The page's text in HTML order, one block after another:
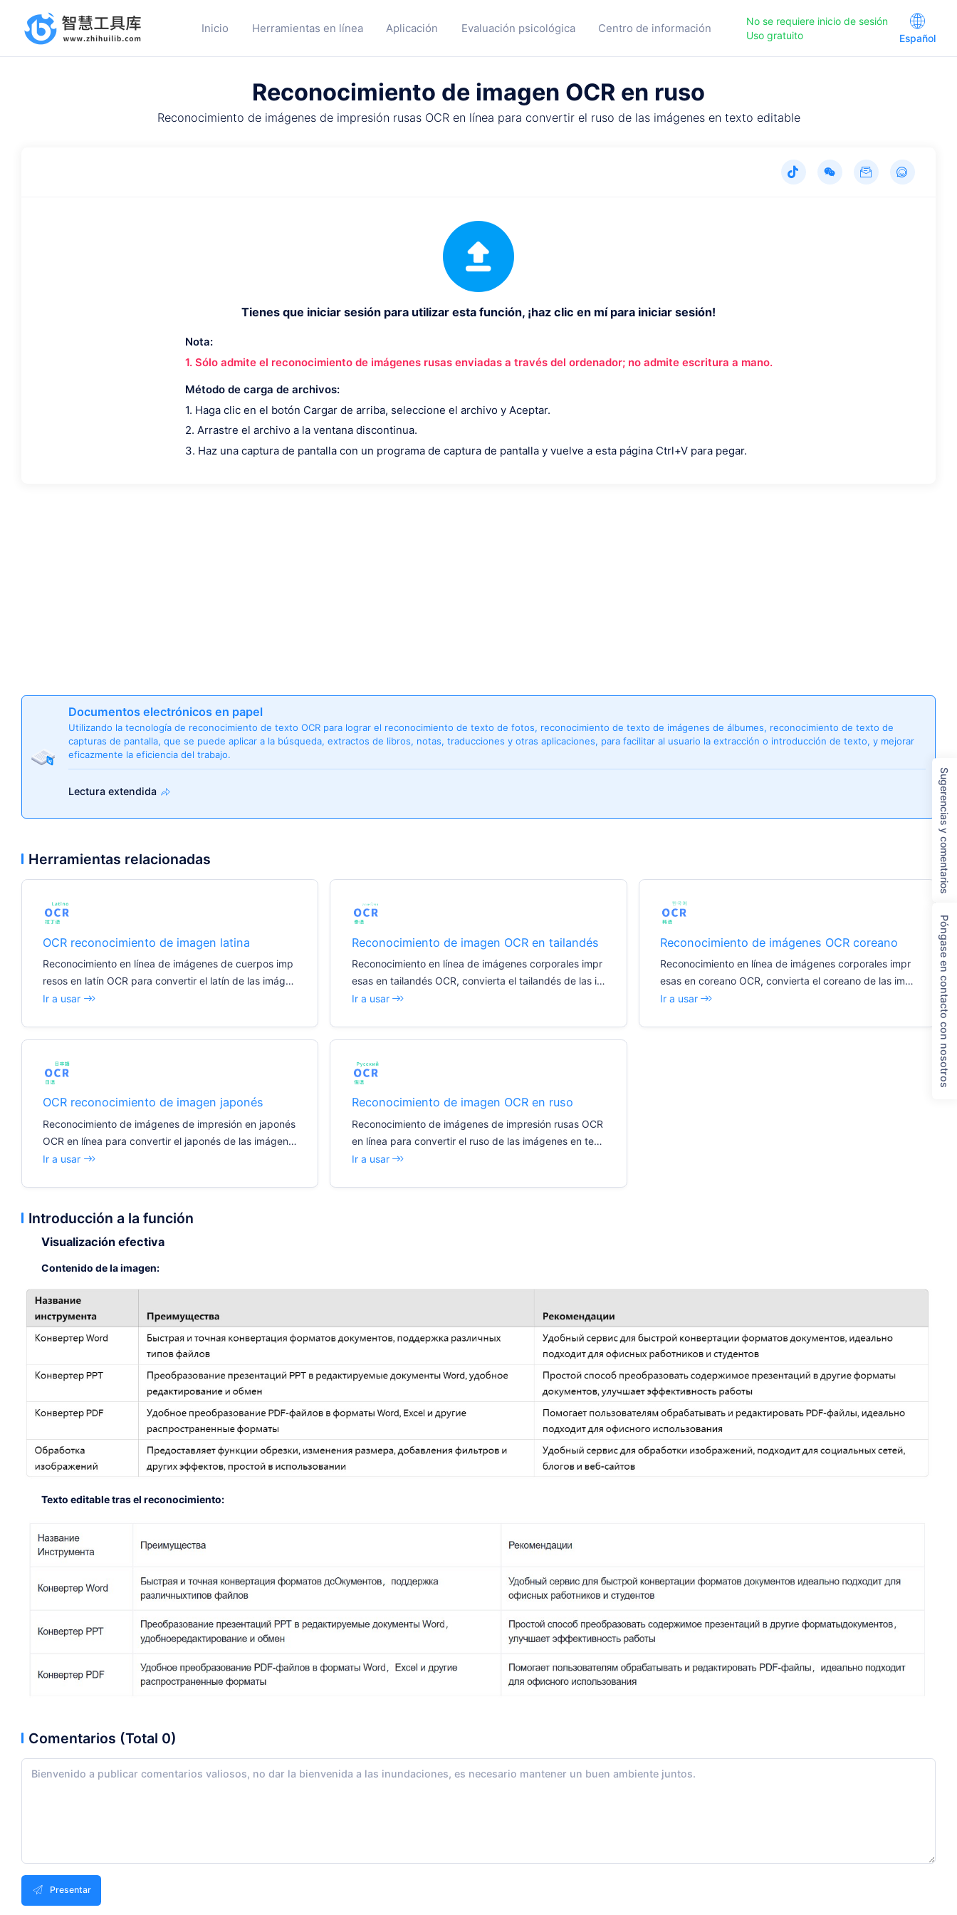
Inicio Herramientas en línea Aplicación Evaluación psicológica Centro de información
No se requiere inicio de sesión
Uso gratuito
Español
Reconocimiento de imagen OCR en ruso
Reconocimiento de imágenes de impresión rusas OCR en línea para convertir el ruso de las imágenes en texto editable
Tienes que iniciar sesión para utilizar esta función, ¡haz clic en mí para iniciar sesión!
Nota:
1. Sólo admite el reconocimiento de imágenes rusas enviadas a través del ordenador; no admite escritura a mano.
Método de carga de archivos:
1. Haga clic en el botón Cargar de arriba, seleccione el archivo y Aceptar.
2. Arrastre el archivo a la ventana discontinua.
3. Haz una captura de pantalla con un programa de captura de pantalla y vuelve a esta página Ctrl+V para pegar.
Documentos electrónicos en papel
Utilizando la tecnología de reconocimiento de texto OCR para lograr el reconocimiento de texto de fotos, reconocimiento de texto de imágenes de álbumes, reconocimiento de texto de
capturas de pantalla, que se puede aplicar a la búsqueda, extractos de libros, notas, traducciones y otras aplicaciones, para facilitar al usuario la extracción o introducción de texto, y mejorar
eficazmente la eficiencia del trabajo.
Lectura extendida
Herramientas relacionadas
OCR reconocimiento de imagen latina
Reconocimiento en línea de imágenes de cuerpos imp
resos en latín OCR para convertir el latín de las imáge
nes en texto editable
Ir a usar
Reconocimiento de imagen OCR en tailandés
Reconocimiento en línea de imágenes corporales impr
esas en tailandés OCR, convierta el tailandés de las im
ágenes en texto editable
Ir a usar
Reconocimiento de imágenes OCR coreano
Reconocimiento en línea de imágenes corporales impr
esas en coreano OCR, convierta el coreano de las imá
genes en texto editable
Ir a usar
OCR reconocimiento de imagen japonés
Reconocimiento de imágenes de impresión en japonés
OCR en línea para convertir el japonés de las imágene
s en texto editable
Ir a usar
Reconocimiento de imagen OCR en ruso
Reconocimiento de imágenes de impresión rusas OCR
en línea para convertir el ruso de las imágenes en text
o editable
Ir a usar
Introducción a la función
Visualización efectiva
Contenido de la imagen:
Texto editable tras el reconocimiento:
Comentarios (Total 0)
Presentar
Sugerencias y comentarios
Póngase en contacto con nosotros